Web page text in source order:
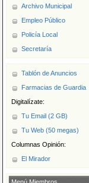
Archivo Municipal
Empleo Público
Policía Local
Secretaría
Tablón de Anuncios
Farmacias de Guardia
Digitalízate:
Tu Email (2 GB)
Tu Web (50 megas)
Columnas Opinión:
El Mirador